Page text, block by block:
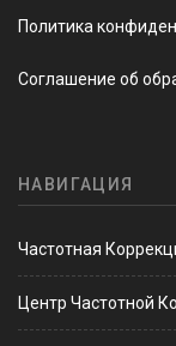
Политика
Соглашение об
НАВИГАЦИЯ
Частотная
Центр Частотной